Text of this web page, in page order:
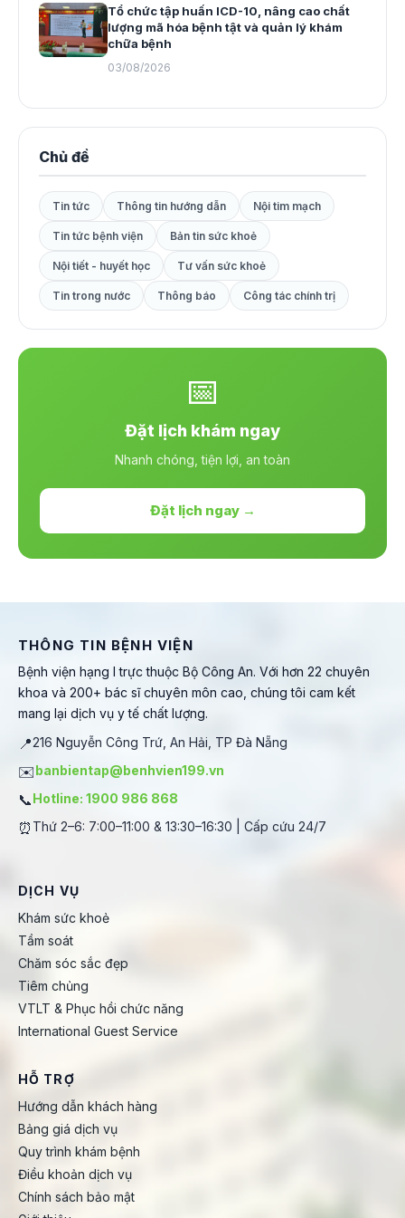
Tổ chức tập huấn ICD-10, nâng cao chất
lượng mã hóa bệnh tật và quản lý khám
chữa bệnh
03/08/2026
Chủ đề
Tin tức Thông tin hướng dẫn Nội tim mạch
Tin tức bệnh viện Bản tin sức khoẻ
Nội tiết - huyết học Tư vấn sức khoẻ
Tin trong nước Thông báo Công tác chính trị
📅
Đặt lịch khám ngay
Nhanh chóng, tiện lợi, an toàn
Đặt lịch ngay →
THÔNG TIN BỆNH VIỆN
Bệnh viện hạng I trực thuộc Bộ Công An. Với hơn 22 chuyên
khoa và 200+ bác sĩ chuyên môn cao, chúng tôi cam kết
mang lại dịch vụ y tế chất lượng.
📍216 Nguyễn Công Trứ, An Hải, TP Đà Nẵng
✉️banbientap@benhvien199.vn
📞Hotline: 1900 986 868
⏰ Thứ 2–6: 7:00–11:00 & 13:30–16:30 | Cấp cứu 24/7
DỊCH VỤ
Khám sức khoẻ
Tầm soát
Chăm sóc sắc đẹp
Tiêm chủng
VTLT & Phục hồi chức năng
International Guest Service
HỖ TRỢ
Hướng dẫn khách hàng
Bảng giá dịch vụ
Quy trình khám bệnh
Điều khoản dịch vụ
Chính sách bảo mật